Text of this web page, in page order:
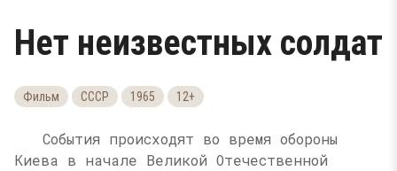
Нет неизвестных солдат
Фильм СССР 1965 12+
События происходят во время обороны
Киева в начале Великой Отечественной